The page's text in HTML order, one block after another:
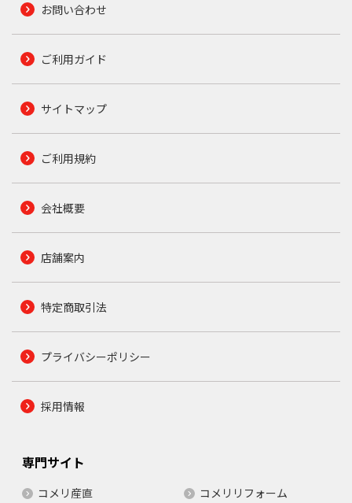
お問い合わせ
ご利用ガイド
サイトマップ
ご利用規約
会社概要
店舗案内
特定商取引法
プライバシーポリシー
採用情報
専門サイト
コメリ産直 コメリリフォーム